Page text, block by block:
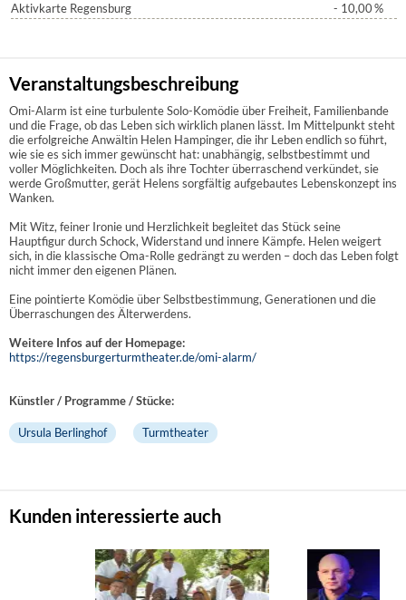
Aktivkarte Regensburg
- 10,00%
Veranstaltungsbeschreibung
Omi-Alarm ist eine turbulente Solo-Komödie über Freiheit, Familienbande
und die Frage, ob das Leben sich wirklich planen lässt. Im Mittelpunkt steht
die erfolgreiche Anwältin Helen Hampinger, die ihr Leben endlich so führt,
wie sie es sich immer gewünscht hat: unabhängig, selbstbestimmt und
voller Möglichkeiten. Doch als ihre Tochter überraschend verkündet, sie
werde Großmutter, gerät Helens sorgfältig aufgebautes Lebenskonzept ins
Wanken.
Mit Witz, feiner Ironie und Herzlichkeit begleitet das Stück seine
Hauptfigur durch Schock, Widerstand und innere Kämpfe. Helen weigert
sich, in die klassische Oma-Rolle gedrängt zu werden – doch das Leben folgt
nicht immer den eigenen Plänen.
Eine pointierte Komödie über Selbstbestimmung, Generationen und die
Überraschungen des Älterwerdens.
Weitere Infos auf der Homepage:
https://regensburgerturmtheater.de/omi-alarm/
Künstler / Programme / Stücke:
Ursula Berlinghof Turmtheater
Kunden interessierte auch